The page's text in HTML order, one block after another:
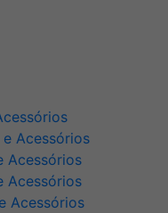
e Acessórios
Acessórios
Acessórios
Acessórios